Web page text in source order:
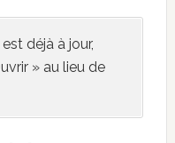
déjà à jour,
» au lieu de